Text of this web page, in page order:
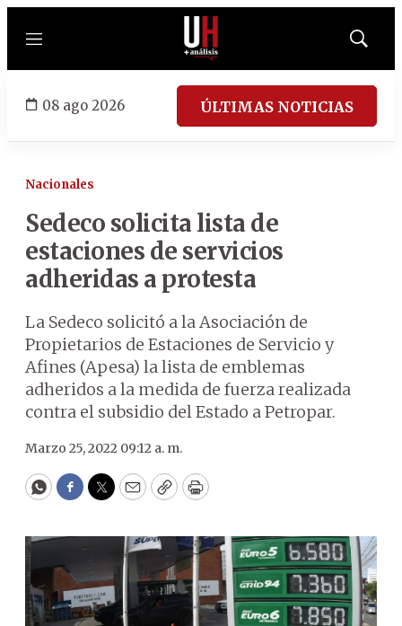
Menú
Mostrar
08 ago 2026 ÚLTIMAS NOTICIAS
Nacionales
Sedeco solicita lista de
estaciones de servicios
adheridas a protesta
La Sedeco solicitó a la Asociación de
Propietarios de Estaciones de Servicio y
Afines (Apesa) la lista de emblemas
adheridos a la medida de fuerza realizada
contra el subsidio del Estado a Petropar.
Marzo 25, 2022 09:12 a. m.
WhatsApp
Facebook
Twitter
EmailCopyPrint